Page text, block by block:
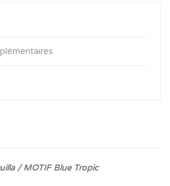
/ MOTIF Blue Tropic